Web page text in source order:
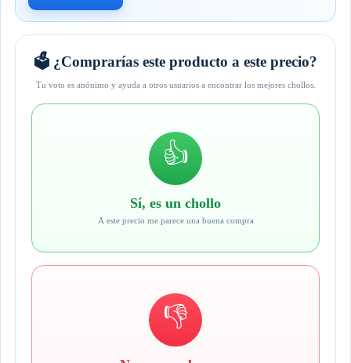
🗳️ ¿Comprarías este producto a este precio?
Tu voto es anónimo y ayuda a otros usuarios a encontrar los mejores chollos.
👍
Sí, es un chollo
A este precio me parece una buena compra
👎